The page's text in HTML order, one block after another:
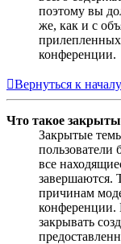
поэтому вы
же, как и с
конференции.
Вернуться к началу
Что такое
Закрытые
пользователи
все
завершаются.
причинам
конференции.
закрывать